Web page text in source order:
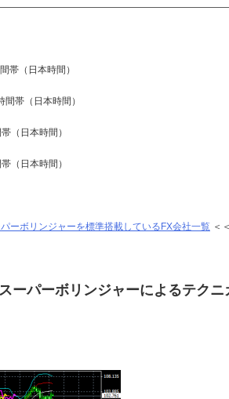
帯（日本時間）
帯（日本時間）
（日本時間）
（日本時間）
ーボリンジャーを標準搭載しているFX会社一覧 ＜
ーパーボリンジャーによるテク